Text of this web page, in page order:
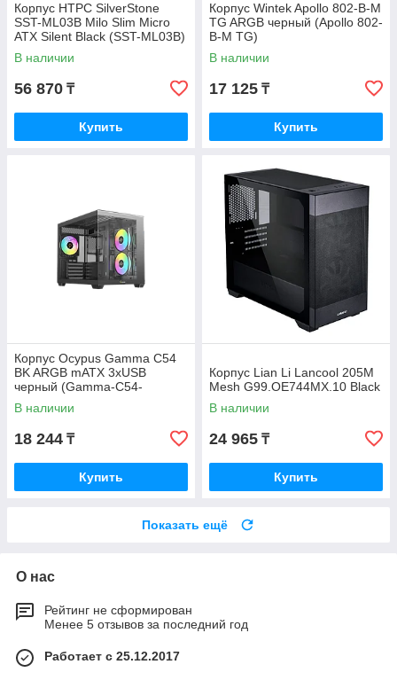
Корпус HTPC SilverStone
SST-ML03B Milo Slim Micro
ATX Silent Black (SST-ML03B)
В наличии
56 870 ₸
Купить
Корпус Wintek Apollo 802-B-M
TG ARGB черный (Apollo 802-
B-M TG)
В наличии
17 125 ₸
Купить
Корпус Ocypus Gamma C54
BK ARGB mATX 3xUSB
черный (Gamma-C54-
BKD300XX-GL)
В наличии
18 244 ₸
Купить
Корпус Lian Li Lancool 205M
Mesh G99.OE744MX.10 Black
В наличии
24 965 ₸
Купить
Показать ещё
О нас
Рейтинг не сформирован
Менее 5 отзывов за последний год
Работает с 25.12.2017